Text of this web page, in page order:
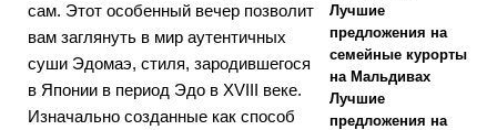
отель на
лучшей цене
сам. Этот особенный вечер позволит
вам заглянуть в мир аутентичных
суши Эдомаэ, стиля, зародившегося
в Японии в период Эдо в XVIII веке.
Изначально созданные как способ
Лучшие
предложения на
семейные курорты
на Мальдивах
Лучшие
предложения на